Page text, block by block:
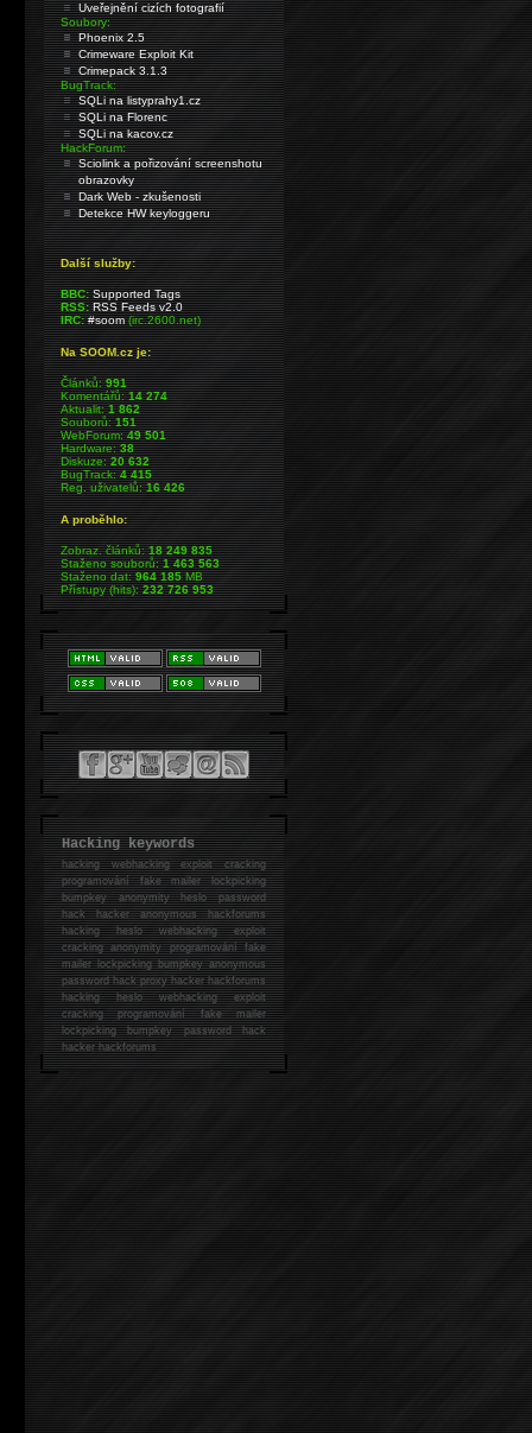
Uveřejnění cizích fotografií
Soubory:
Phoenix 2.5
Crimeware Exploit Kit
Crimepack 3.1.3
BugTrack:
SQLi na listyprahy1.cz
SQLi na Florenc
SQLi na kacov.cz
HackForum:
Sciolink a pořizování screenshotu
obrazovky
Dark Web - zkušenosti
Detekce HW keyloggeru
Další služby:
BBC: Supported Tags
RSS: RSS Feeds v2.0
IRC: #soom(irc.2600.net)
Na SOOM.cz je:
Článků:991
Komentářů:14 274
Aktualit:1 862
Souborů:151
WebForum:49 501
Hardware:38
Diskuze:20 632
BugTrack:4 415
Reg. uživatelů:16 426
A proběhlo:
Zobraz. článků:18 249 835
Staženo souborů:1 463 563
Staženo dat:964 185MB
Přístupy (hits):232 726 953
Hacking keywords
hackingwebhacking exploit cracking
programování fake mailer lockpicking
bumpkey anonymity heslo password
hackhacker anonymous hackforums
hackingheslo webhacking exploit
cracking anonymity programování fake
mailer lockpicking bumpkey anonymous
password hack proxy hacker hackforums
hacking heslo webhacking exploit
cracking programování fake mailer
lockpicking bumpkey password hack
hackerhackforums